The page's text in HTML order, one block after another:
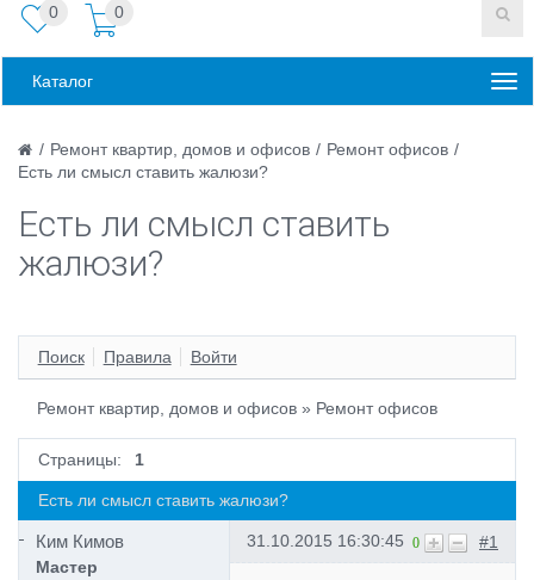
0 0
Каталог
/ Ремонт квартир, домов и офисов / Ремонт офисов /
Есть ли смысл ставить жалюзи?
Есть ли смысл ставить
жалюзи?
Поиск Правила Войти
Ремонт квартир, домов и офисов » Ремонт офисов
Страницы: 1
Есть ли смысл ставить жалюзи?
Ким Кимов
Мастер
#1
0
31.10.2015 16:30:45